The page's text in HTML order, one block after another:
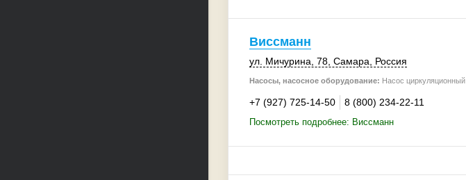
Виссманн
ул. Мичурина, 78, Самара Россия
Насосы, насосное оборудование: Насос циркуляционный
+7 (927) 725-14-50 8 (800) 234-22-11
Посмотреть подробнее: Виссманн